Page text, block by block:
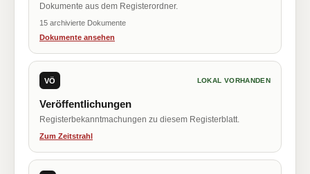
Dokumente aus dem Registerordner.
15 archivierte Dokumente
Dokumente ansehen
VÖ LOKAL VORHANDEN
Veröffentlichungen
Registerbekanntmachungen zu diesem Registerblatt.
Zum Zeitstrahl